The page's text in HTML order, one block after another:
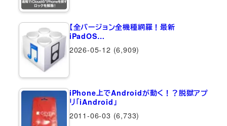
【全バージョン全機種網羅！最新
iPadOS…
2026-05-12 (6,909)
iPhone上でAndroidが動く！？脱獄アプ
リ「iAndroid」
2011-06-03 (6,733)